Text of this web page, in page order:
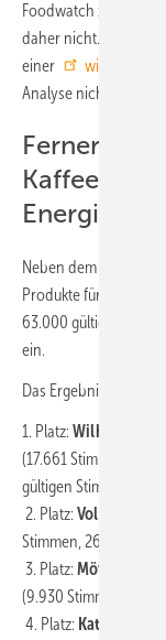
Foodwatch
daher nicht.
einer
Analyse nicht
Ferner
Energieriegel
Neben dem
Produkte für den
63.000 gültige
ein.
Das Ergebnis im Detail:
1. Platz: Wilhelm
(17.661 Stimmen,
gültigen Stimmen)
2. Platz: Volvic
Stimmen, 26,8 Prozent)
3. Platz: Mövenpick
(9.930 Stimmen, 15,6
4. Platz: Katjes